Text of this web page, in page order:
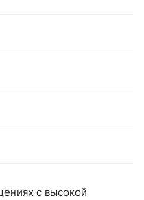
с высокой